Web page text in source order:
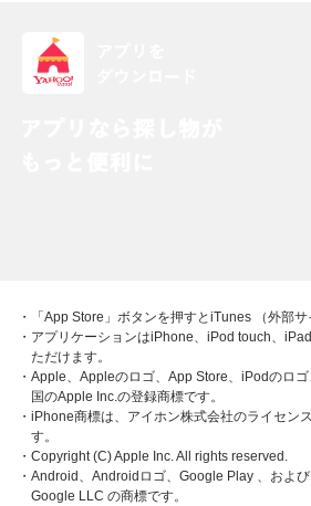
・「App Store」ボタンを押すとiTunes （外部サ
・アプリケーションはiPhone、iPod touch、
ただけます。
・Apple、Appleのロゴ、App Store、iPodのロ
国のApple Inc.の登録商標です。
・iPhone商標は、アイホン株式会社のライセン
す。
・Copyright (C) Apple Inc. All rights reserved.
・Android、Androidロゴ、Google Play 、および
Google LLC の商標です。